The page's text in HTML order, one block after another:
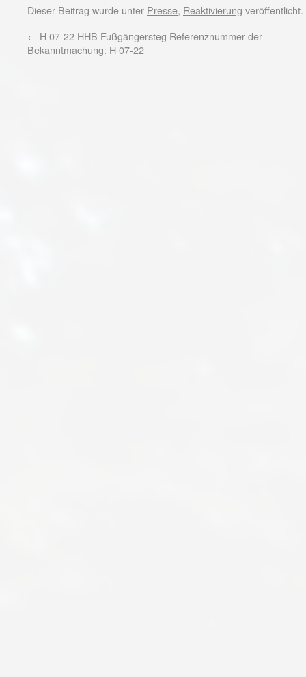
Dieser Beitrag wurde unter Presse, Reaktivierung
← H 07-22 HHB Fußgängersteg Referenznummer der
Bekanntmachung: H 07-22